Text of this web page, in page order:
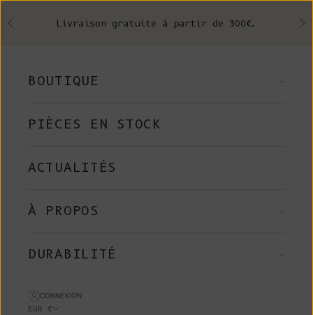
Précédent Livraison gratuite à partir de 300€.
BOUTIQUE
PIÈCES EN STOCK
ACTUALITÉS
À PROPOS
DURABILITÉ
CONNEXION
EUR €